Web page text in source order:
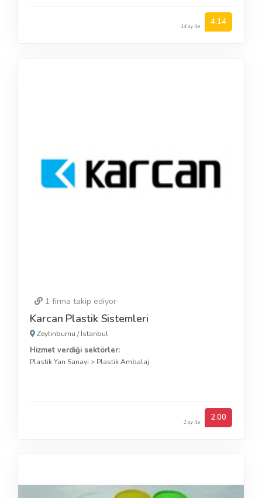
14 oy ile 4.14
1 firma takip ediyor
Karcan Plastik Sistemleri
Zeytinburnu /İstanbul
Hizmet verdiği sektörler:
Plastik Yan Sanayi > Plastik Ambalaj
1 oy ile 2.00